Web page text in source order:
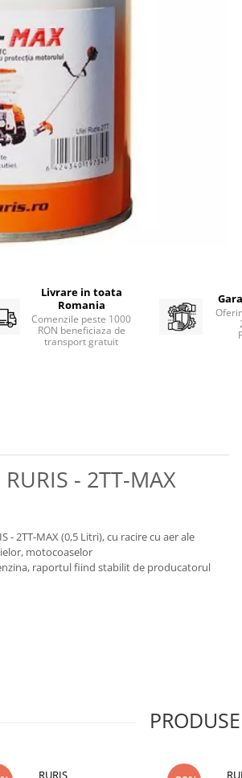
Livrare in toata
Romania
Comenzile peste 1000
RON beneficiaza de
transport gratuit
- 2TT-MAX
- 2TT-MAX (0,5 Litri), cu racire cu aer ale
motocoaselor
raportul fiind stabilit de producatorul
RURIS